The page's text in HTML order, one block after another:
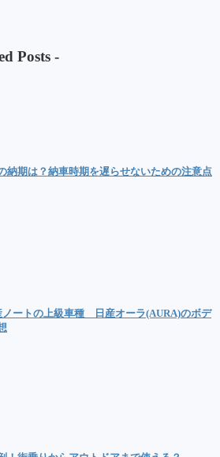
Posts -
納期は？納車時期を遅らせないための注意点
ートの上級車種 日産オーラ(AURA)のボデ